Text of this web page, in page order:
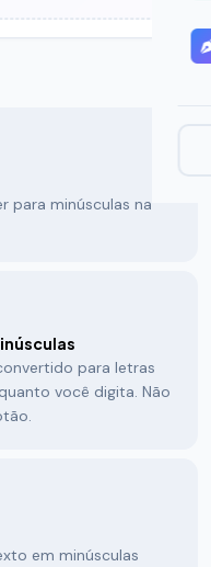
para minúsculas na
para letras
você digita. Não
em minúsculas